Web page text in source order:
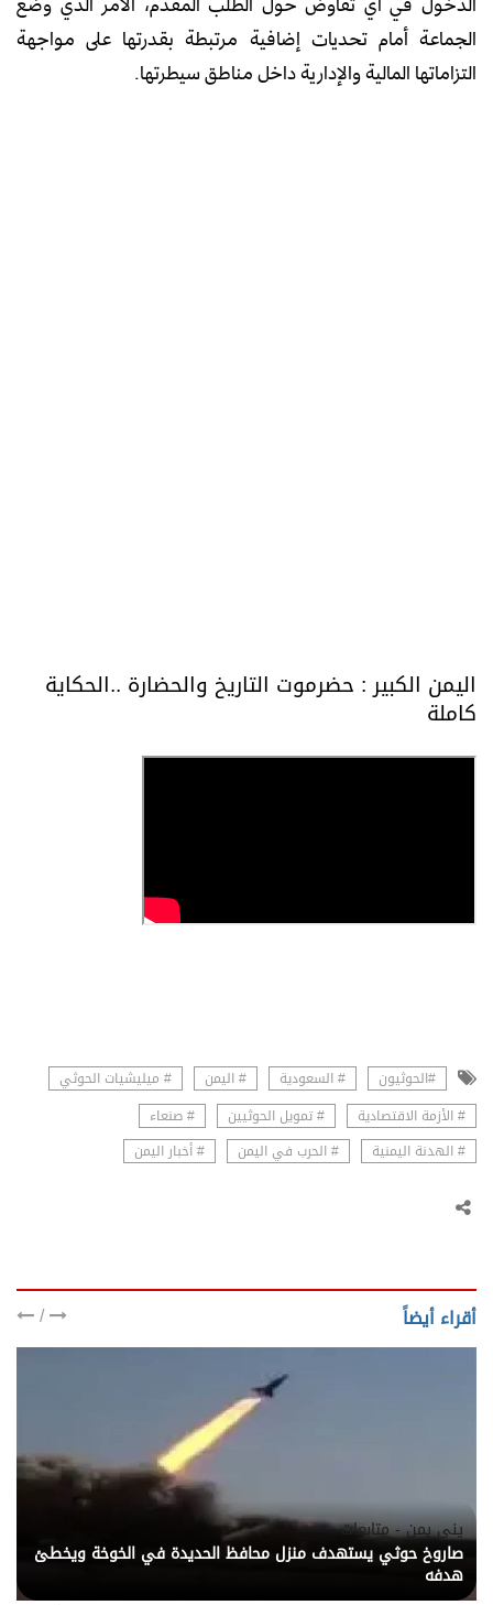
الجماعة أمام تحديات إضافية مرتبطة بقدرتها على مواجهة
التزاماتها المالية والإدارية داخل مناطق سيطرتها.
اليمن الكبير : حضرموت التاريخ والحضارة ..الحكاية
كاملة
#الحوثيون # السعودية # اليمن
# ميليشيات الحوثي
# الأزمة الاقتصادية
# تمويل الحوثيين
# صنعاء
# الهدنة اليمنية
# الحرب في اليمن # أخبار اليمن
أقراء أيضاً /
يني يمن - متابعات
صاروخ حوثي يستهدف منزل محافظ الحديدة في الخوخة ويخطئ
هدفه